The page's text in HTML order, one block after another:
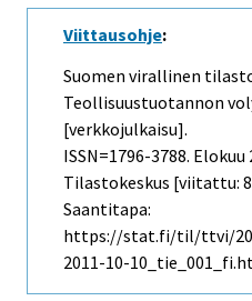
Viittausohje:
Suomen virallinen
Teollisuustuotannon
[verkkojulkaisu].
ISSN=1796-3788. Elokuu
Tilastokeskus [viitattu:
Saantitapa:
https://stat.fi/til/ttvi/
2011-10-